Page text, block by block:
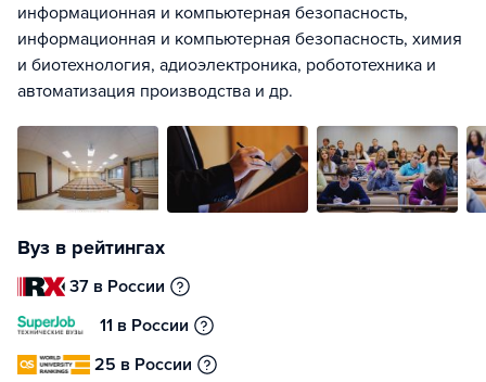
информационная и компьютерная безопасность,
информационная и компьютерная безопасность, химия
и биотехнология, адиоэлектроника, робототехника и
автоматизация производства и др.
Вуз в рейтингах
37 в России
11 в России
25 в России